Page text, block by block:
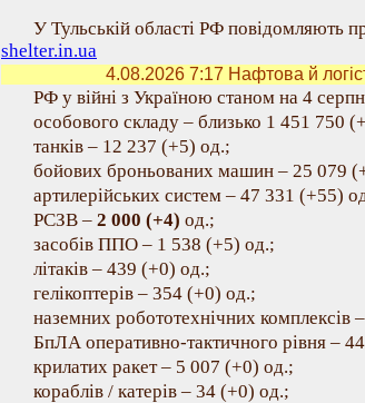
У Тульській області РФ повідомляють
shelter.in.ua
4.08.2026 7:17 Нафтова й
РФ у війні з Україною станом на 4
особового складу – близько 1 451 750
танків – 12 237 (+5) од.;
бойових броньованих машин – 25 079
артилерійських систем – 47 331 (+55)
РСЗВ – 2 000 (+4) од.;
засобів ППО – 1 538 (+5) од.;
літаків – 439 (+0) од.;
гелікоптерів – 354 (+0) од.;
наземних робототехнічних комплексів
БпЛА оперативно-тактичного рівня –
крилатих ракет – 5 007 (+0) од.;
кораблів / катерів – 34 (+0) од.;